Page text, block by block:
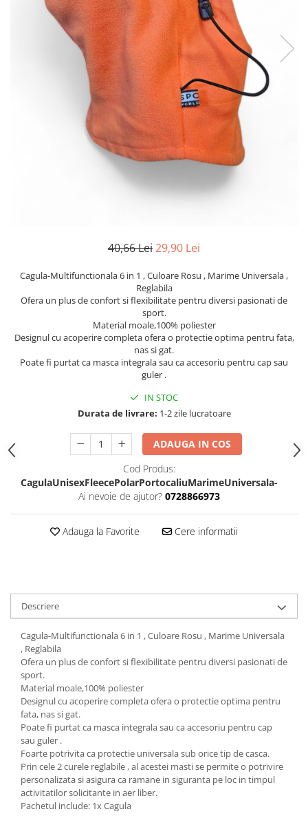
40,66 Lei29,90 Lei
Cagula-Multifunctionala 6 in 1 , Culoare Rosu , Marime Universala ,
Reglabila
Ofera un plus de confort si flexibilitate pentru diversi pasionati de
sport.
Material moale,100% poliester
Designul cu acoperire completa ofera o protectie optima pentru fata,
nas si gat.
Poate fi purtat ca masca integrala sau ca accesoriu pentru cap sau
guler .
IN STOC
Durata de livrare: 1-2 zile lucratoare
ADAUGA IN COS
Cod Produs:
CagulaUnisexFleecePolarPortocaliuMarimeUniversala-
Ai nevoie de ajutor? 0728866973
Adauga la Favorite Cere informatii
Descriere
Cagula-Multifunctionala 6 in 1 , Culoare Rosu , Marime Universala
, Reglabila
Ofera un plus de confort si flexibilitate pentru diversi pasionati de
sport.
Material moale,100% poliester
Designul cu acoperire completa ofera o protectie optima pentru
fata, nas si gat.
Poate fi purtat ca masca integrala sau ca accesoriu pentru cap
sau guler .
Foarte potrivita ca protectie universala sub orice tip de casca.
Prin cele 2 curele reglabile , al acestei masti se permite o potrivire
personalizata si asigura ca ramane in siguranta pe loc in timpul
activitatilor solicitante in aer liber.
Pachetul include: 1x Cagula